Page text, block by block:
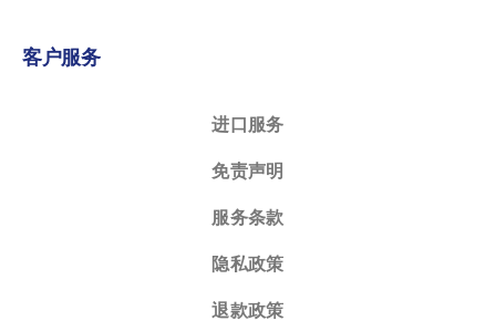
客户服务
进口服务
免责声明
服务条款
隐私政策
退款政策